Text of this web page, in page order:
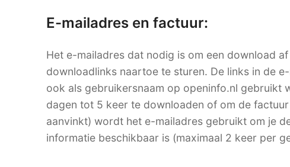
E-mailadres en factuur:
Het e-mailadres dat nodig is om een download
downloadlinks naartoe te sturen. De links in de
ook als gebruikersnaam op openinfo.nl gebruikt
dagen tot 5 keer te downloaden of om de
aanvinkt) wordt het e-mailadres gebruikt om je
informatie beschikbaar is (maximaal 2 keer per